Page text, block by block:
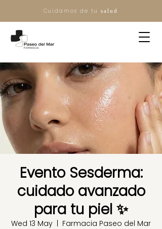
Cuidamos de tu salud
Evento Sesderma:
cuidado avanzado
para tu piel ✨
Wed 13 May
Farmacia Paseo del Mar